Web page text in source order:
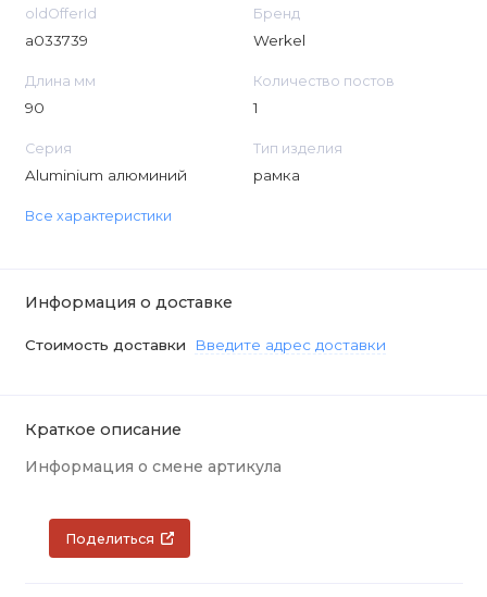
oldOfferId
a033739
Бренд
Werkel
Длина мм
90
Количество постов
1
Серия
Aluminium алюминий
Тип изделия
рамка
Все характеристики
Информация о доставке
Стоимость доставки Введите адрес доставки
Краткое описание
Информация о смене артикула
Поделиться